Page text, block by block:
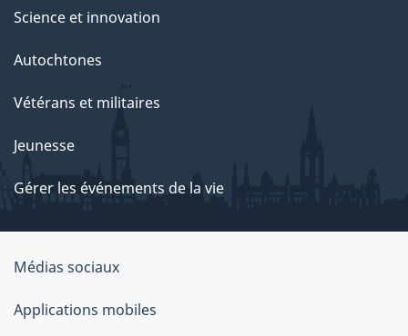
Science et innovation
Autochtones
Vétérans et militaires
Jeunesse
Gérer les événements de la vie
Organisation
du
gouvernement
Médias sociaux
Applications mobiles